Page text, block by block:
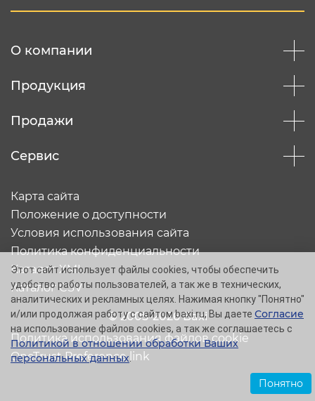
О компании
Продукция
Продажи
Сервис
© 2005-2026 Baxi
Карта сайта
Положение о доступности
Условия использования сайта
Политика конфиденциальности
Каталог XML
Каталог CSV
Политика использования файлов cookie
OneTrust Preference link
Этот сайт использует файлы cookies, чтобы обеспечить
удобство работы пользователей, а так же в технических,
аналитических и рекламных целях. Нажимая кнопку "Понятно"
и/или продолжая работу с сайтом baxi.ru, Вы даете Согласие
на использование файлов cookies, а так же соглашаетесь с
Политикой в отношении обработки Ваших
персональных данных.
Понятно